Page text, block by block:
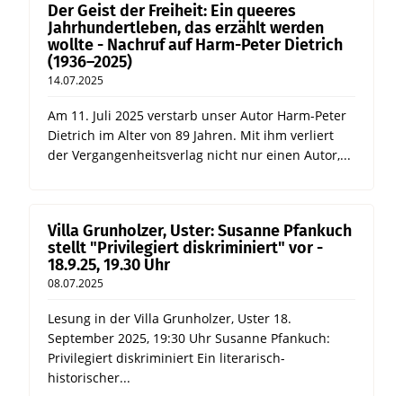
Der Geist der Freiheit: Ein queeres
Jahrhundertleben, das erzählt werden
wollte - Nachruf auf Harm-Peter Dietrich
(1936–2025)
14.07.2025
Am 11. Juli 2025 verstarb unser Autor Harm-Peter
Dietrich im Alter von 89 Jahren. Mit ihm verliert
der Vergangenheitsverlag nicht nur einen Autor,...
Villa Grunholzer, Uster: Susanne Pfankuch
stellt "Privilegiert diskriminiert" vor -
18.9.25, 19.30 Uhr
08.07.2025
Lesung in der Villa Grunholzer, Uster 18.
September 2025, 19:30 Uhr Susanne Pfankuch:
Privilegiert diskriminiert Ein literarisch-
historischer...